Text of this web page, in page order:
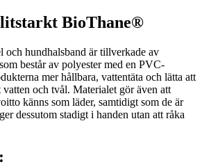
BioThane®
hundhalsband är tillverkade av
består av polyester med en PVC-
mer hållbara, vattentäta och lätta att
vatten och tvål. Materialet gör även att
känns som läder, samtidigt som de är
dessutom stadigt i handen utan att råka